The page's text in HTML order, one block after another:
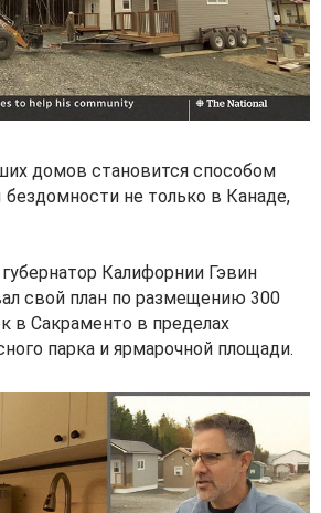
домов становится способом
не только в Канаде,
Калифорнии Гэвин
свой план по размещению 300
в Сакраменто в пределах
парка и ярмарочной площади.